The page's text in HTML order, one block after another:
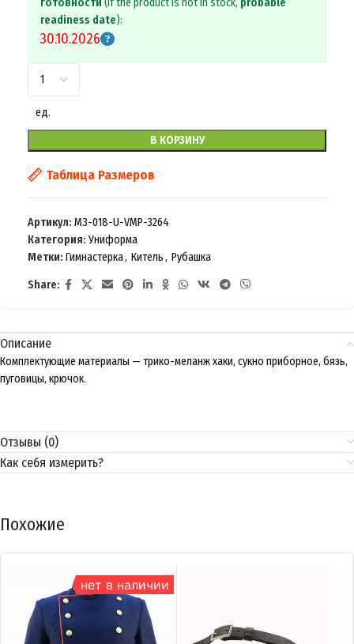
готовности (If the product is not in stock, probable
readiness date):
30.10.2026
ед.
В КОРЗИНУ
Таблица Размеров
Артикул: M3-018-U-VMP-3264
Категория: Униформа
Метки: Гимнастерка, Китель, Рубашка
Share:
Описание
Комплектующие материалы — трико-меланж хаки, сукно приборное, бязь,
пуговицы, крючок.
Отзывы (0)
Как себя измерить?
Похожие
нет в наличии